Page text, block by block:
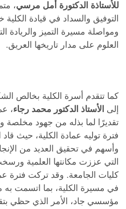
للأستاذة الدكتورة أمل مرسي،
التوفيق والسداد في قيادة الكلية
ومواصلة مسيرة التميز والريادة
العلوم على مدار تاريخها العريق.
كما تتقدم أسرة الكلية بخالص
إلى الأستاذ الدكتور محمد رجاء،
تقديرًا لما بذله من جهود مخلصة
فترة توليه عمادة الكلية، حيث قاد
وأسهم في تحقيق العديد من
التي عززت مكانتها العلمية
كليات الجامعة. وقد تركت فترة
في مسيرة الكلية، بما اتسمت
مؤسسي جاد، الأمر الذي حظي